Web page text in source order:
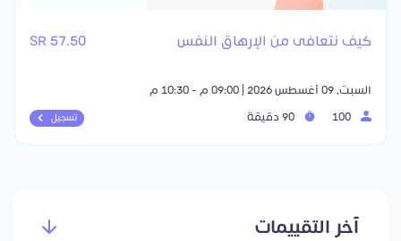
كيف نتعافى من الإرهاق النفس 57.50 SR
السبت, 09 أغسطس 2026 | 09:00 م - 10:30 م
تسجيل
آخر التقييمات